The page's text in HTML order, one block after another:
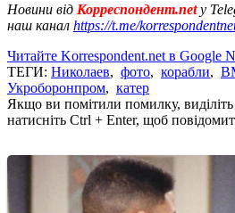
Новини від Корреспондент.net у
наш канал https://t.me/
Читайте Korrespondent.net в Google
ТЕГИ: Николаев, фото, корабли,
Укроборонпром, катер
Якщо ви помітили помилку, виділіть
натисніть Ctrl + Enter, щоб